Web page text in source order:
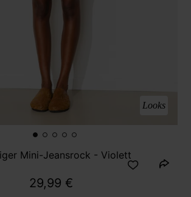
Looks
Mini-Jeansrock - Violett
29,99 €